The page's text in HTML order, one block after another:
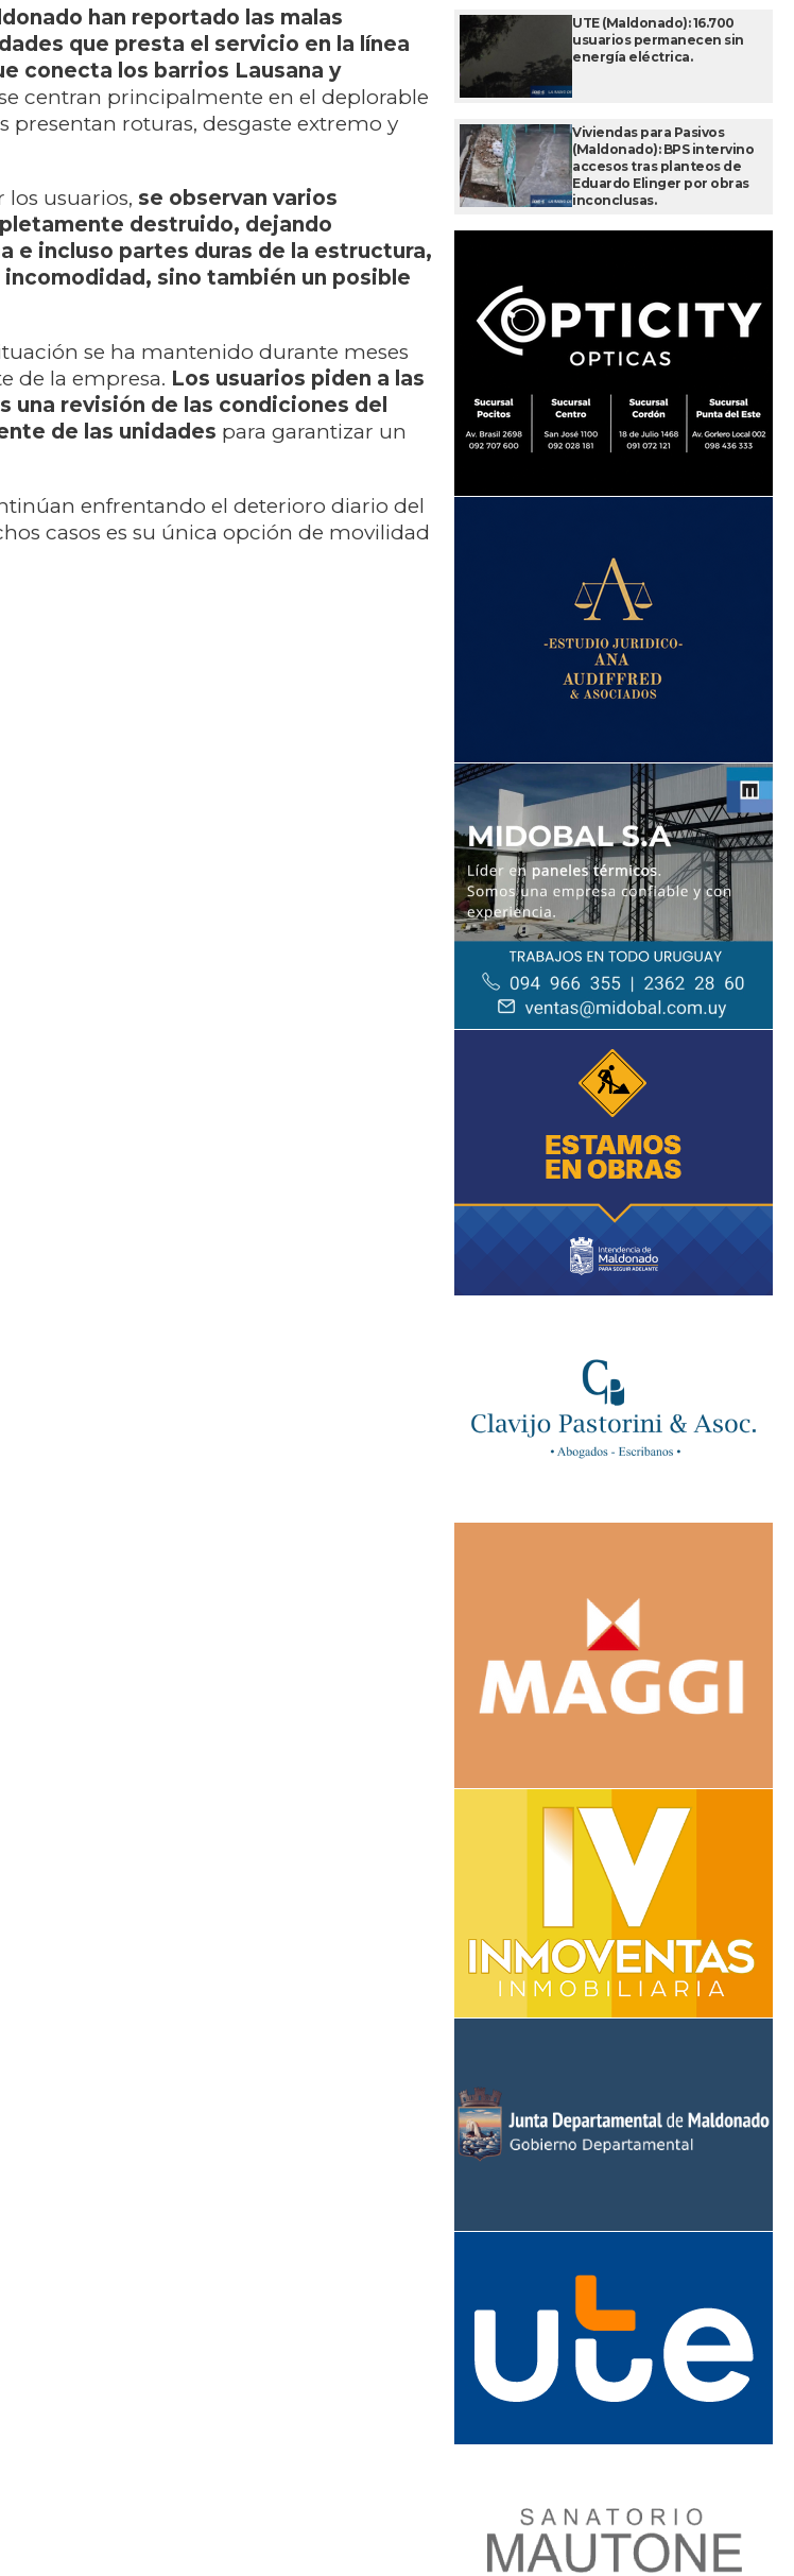
han reportado las malas
que presta el servicio en la línea
conecta los barrios Lausana y
centran principalmente en el deplorable
presentan roturas, desgaste extremo y
usuarios, se observan varios
destruido, dejando
e incluso partes duras de la estructura,
incomodidad, sino también un posible
se ha mantenido durante meses
de la empresa. Los usuarios piden a las
revisión de las condiciones del
de las unidades para garantizar un
enfrentando el deterioro diario del
casos es su única opción de movilidad
UTE (Maldonado): 16.700
usuarios permanecen sin
energía eléctrica.
Viviendas para Pasivos
(Maldonado): BPS intervino
accesos tras planteos de
Eduardo Elinger por obras
inconclusas.